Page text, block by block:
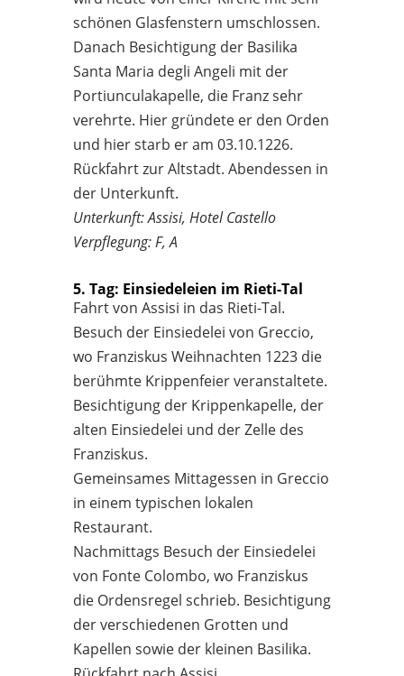
schönen Glasfenstern umschlossen.
Danach Besichtigung der Basilika
Santa Maria degli Angeli mit der
Portiunculakapelle, die Franz sehr
verehrte. Hier gründete er den Orden
und hier starb er am 03.10.1226.
Rückfahrt zur Altstadt. Abendessen in
der Unterkunft.
Unterkunft: Assisi, Hotel Castello
Verpflegung: F, A
5. Tag: Einsiedeleien im Rieti-Tal
Fahrt von Assisi in das Rieti-Tal.
Besuch der Einsiedelei von Greccio,
wo Franziskus Weihnachten 1223 die
berühmte Krippenfeier veranstaltete.
Besichtigung der Krippenkapelle, der
alten Einsiedelei und der Zelle des
Franziskus.
Gemeinsames Mittagessen in Greccio
in einem typischen lokalen
Restaurant.
Nachmittags Besuch der Einsiedelei
von Fonte Colombo, wo Franziskus
die Ordensregel schrieb. Besichtigung
der verschiedenen Grotten und
Kapellen sowie der kleinen Basilika.